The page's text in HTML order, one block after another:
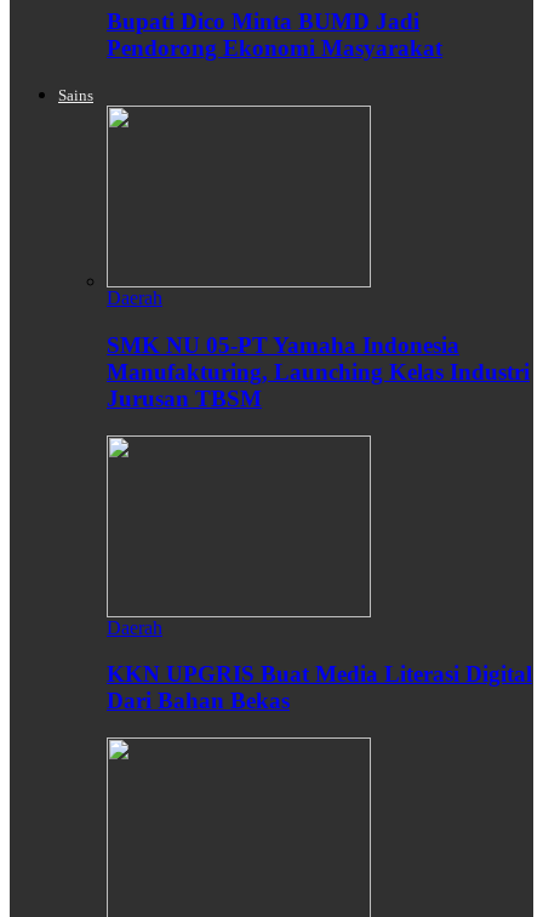
Bupati Dico Minta BUMD Jadi
Pendorong Ekonomi Masyarakat
Sains
Daerah
SMK NU 05-PT Yamaha Indonesia
Manufakturing, Launching Kelas Industri
Jurusan TBSM
Daerah
KKN UPGRIS Buat Media Literasi Digital
Dari Bahan Bekas